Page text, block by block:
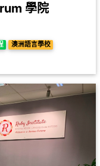
學院
澳洲語言學校